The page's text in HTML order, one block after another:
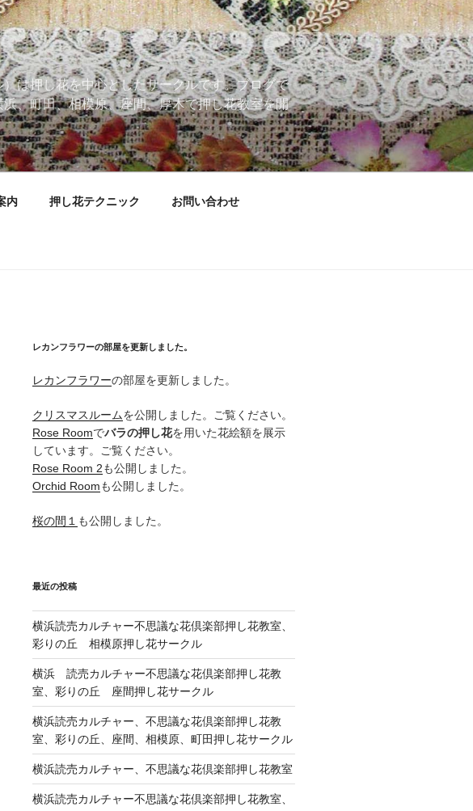
は押し花を中心としたサークルです。ブログで
、町田、相模原、座間、厚木で押し花教室を開
内 押し花テクニック お問い合わせ
レカンフラワーの部屋を更新しました。
レカンフラワーの部屋を更新しました。
クリスマスルームを公開しました。ご覧ください。
Rose Roomでバラの押し花を用いた花絵額を展示
しています。ご覧ください。
Rose Room 2も公開しました。
Orchid Roomも公開しました。
桜の間１ も公開しました。
最近の投稿
横浜読売カルチャー不思議な花倶楽部押し花教室、
彩りの丘 相模原押し花サークル
横浜 読売カルチャー不思議な花倶楽部押し花教
室、彩りの丘 座間押し花サークル
横浜読売カルチャー、不思議な花倶楽部押し花教
室、彩りの丘、座間、相模原、町田押し花サークル
横浜読売カルチャー、不思議な花倶楽部押し花教室
横浜読売カルチャー不思議な花倶楽部押し花教室、